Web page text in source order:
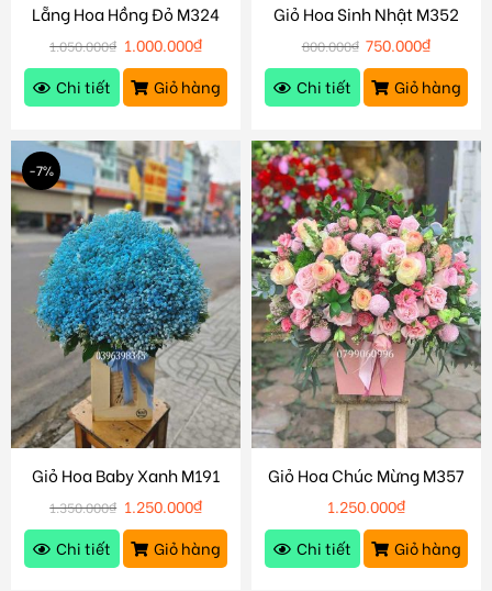
Lẵng Hoa Hồng Đỏ M324
1.050.000₫ 1.000.000₫
Chi tiết
Giỏ hàng
Giỏ Hoa Sinh Nhật M352
800.000₫ 750.000₫
Chi tiết
Giỏ hàng
-7%
Giỏ Hoa Baby Xanh M191
1.350.000₫ 1.250.000₫
Chi tiết
Giỏ hàng
Giỏ Hoa Chúc Mừng M357
1.250.000₫
Chi tiết
Giỏ hàng